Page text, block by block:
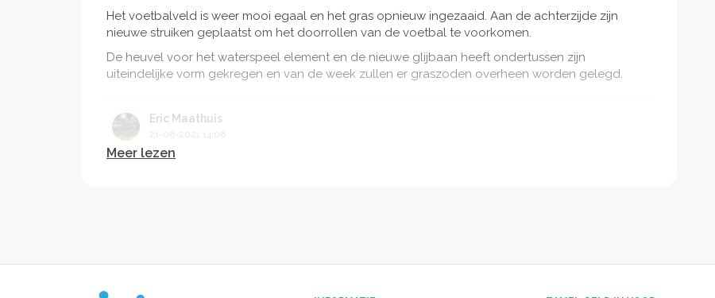
Het voetbalveld is weer mooi egaal en het gras opnieuw ingezaaid. Aan de achterzijde zijn
nieuwe struiken geplaatst om het doorrollen van de voetbal te voorkomen.
De heuvel voor het waterspeel element en de nieuwe glijbaan heeft ondertussen zijn
uiteindelijke vorm gekregen en van de week zullen er graszoden overheen worden gelegd.
Eric Maathuis
21-06-2021 14:06
Afgelopen twee weken hebben we niet stilgezeten!
Volgende stap: egaliseren van het voetbalveld en het zand gebruiken op de heuvel!
Wordt vervolgd...
Meer lezen